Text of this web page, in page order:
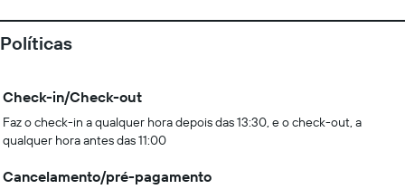
Políticas
Check-in/Check-out
Faz o check-in a qualquer hora depois das 13:30, e o check-out, a
qualquer hora antes das 11:00
Cancelamento/pré-pagamento